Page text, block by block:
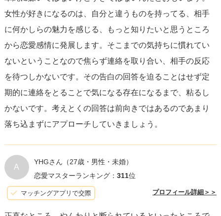
などがあります。「ごめんなさい（あなたとの交際はあり
えません）」より可能性があると前向きに捉えてみてほし
いです。①を選ぶ場合は、異性としてみて貰えるような努
力をしていかなければなりません。やり取りを続けたり、
デートをしたり。時間が必要です。
彼女と進展できることを、応援しています。
女性が好きになるのは、自分と違うものを持ってる、相手
に何かしらの魅力を感じる、もっと知りたいと思うところ
から恋愛感情に発展します。そこまでの気持ちに慣れてい
ないということなので焦らず連絡を取り合い、相手の反応
を待つしかないです。その告白の回答を迫ることはせず定
期的に連絡をとることで気になる存在になるまで、粘るし
かないです。考えとくの回答は前向きではあるのであまり
落ち込まずにアプローチしていきましょう。
A
YHGさん （27歳・男性・未婚）
恋愛マスターランキング： 311位
マッチングアプリで交際 プロフィール詳細＞＞